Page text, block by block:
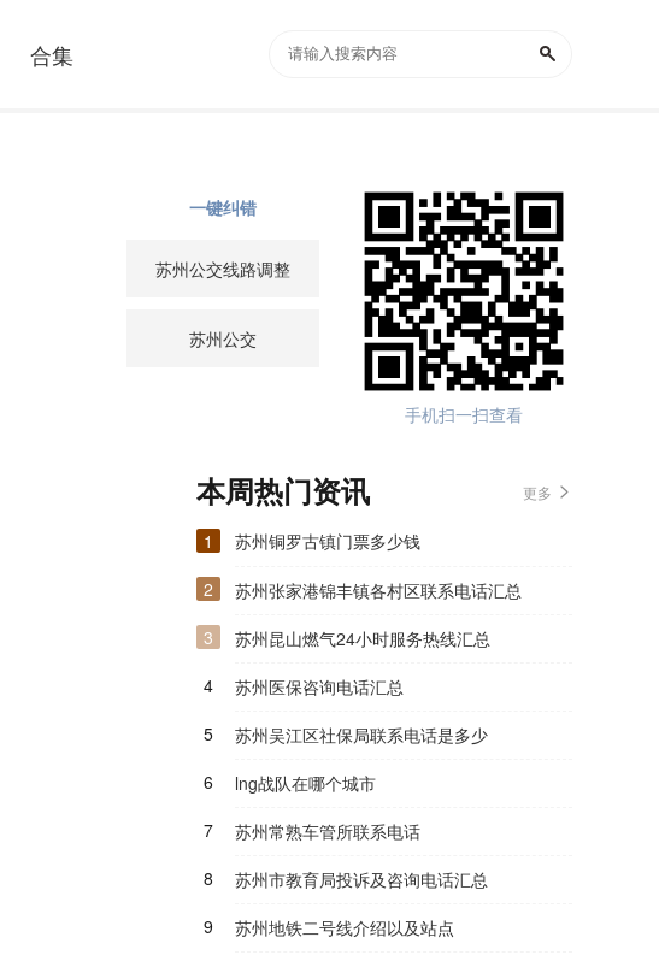
合集
手机扫一扫查看
苏州公交线路调整
苏州公交
一键纠错
本周热门资讯 更多
1
苏州铜罗古镇门票多少钱
2
苏州张家港锦丰镇各村区联系电话汇总
3
苏州昆山燃气24小时服务热线汇总
4
苏州医保咨询电话汇总
5
苏州吴江区社保局联系电话是多少
6
lng战队在哪个城市
7
苏州常熟车管所联系电话
8
苏州市教育局投诉及咨询电话汇总
9
苏州地铁二号线介绍以及站点